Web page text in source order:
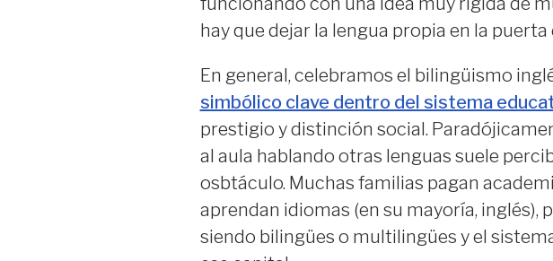
hay que dejar la lengua propia en la puerta
En general, celebramos el bilingüismo
simbólico clave dentro del sistema
prestigio y distinción social.
al aula hablando otras lenguas suele
osbtáculo. Muchas familias pagan
aprendan idiomas (en su mayoría, inglés),
siendo bilingües o multilingües y el